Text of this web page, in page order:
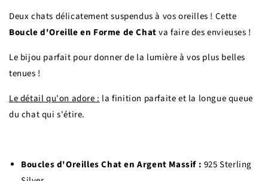
Deux chats délicatement suspendus à vos oreilles ! Cette
Boucle d'Oreille en Forme de Chatva faire des envieuses !
Le bijou parfait pour donner de la lumière à vos plus belles
tenues !
Le détail qu'on adore : la finition parfaite et la longue queue
du chat qui s'étire.
Boucles d'Oreilles Chat en Argent Massif : 925 Sterling